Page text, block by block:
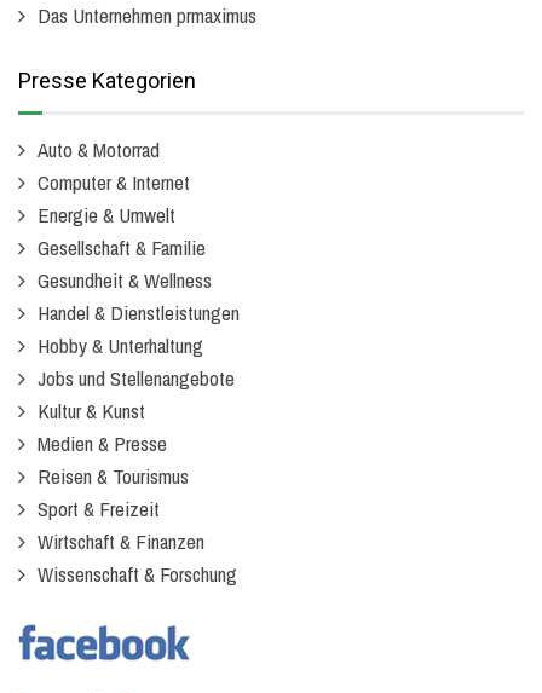
Das Unternehmen prmaximus
Presse Kategorien
Auto & Motorrad
Computer & Internet
Energie & Umwelt
Gesellschaft & Familie
Gesundheit & Wellness
Handel & Dienstleistungen
Hobby & Unterhaltung
Jobs und Stellenangebote
Kultur & Kunst
Medien & Presse
Reisen & Tourismus
Sport & Freizeit
Wirtschaft & Finanzen
Wissenschaft & Forschung